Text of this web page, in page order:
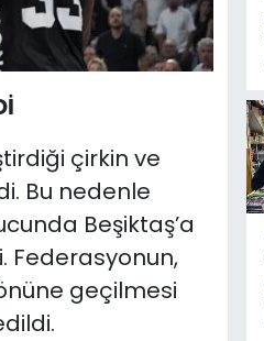
çirkin ve
Bu nedenle
Beşiktaş’a
Federasyonun,
geçilmesi